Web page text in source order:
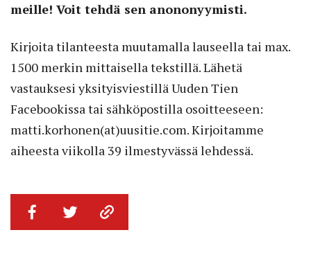
meille! Voit tehdä sen anononyymisti.
Kirjoita tilanteesta muutamalla lauseella tai max.
1500 merkin mittaisella tekstillä. Lähetä
vastauksesi yksityisviestillä Uuden Tien
Facebookissa tai sähköpostilla osoitteeseen:
matti.korhonen(at)uusitie.com. Kirjoitamme
aiheesta viikolla 39 ilmestyvässä lehdessä.